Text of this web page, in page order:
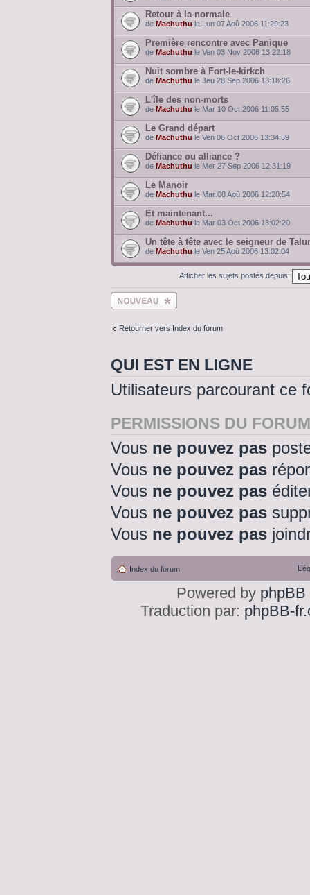
Retour à la normale
de Machuthu le Lun 07 Aoû 2006 11:29:23
Première rencontre avec Panique
de Machuthu le Ven 03 Nov 2006 13:22:18
Nuit sombre à Fort-le-kirkch
de Machuthu le Jeu 28 Sep 2006 13:18:26
L'île des non-morts
de Machuthu le Mar 10 Oct 2006 11:05:55
Le Grand départ
de Machuthu le Ven 06 Oct 2006 13:34:59
Défiance ou alliance ?
de Machuthu le Mer 27 Sep 2006 12:31:19
Le Manoir
de Machuthu le Mar 08 Aoû 2006 12:20:54
Et maintenant...
de Machuthu le Mar 03 Oct 2006 13:02:20
Un tête à tête avec le seigneur de Talur
de Machuthu le Ven 25 Aoû 2006 13:02:04
Afficher les sujets postés depuis:
Ecrire un nouveau
sujet
Retourner vers Index du forum
QUI EST EN LIGNE
Utilisateurs parcourant ce
PERMISSIONS DU FORUM
Vous ne pouvez pas
Vous ne pouvez pas
Vous ne pouvez pas
Vous ne pouvez pas
Vous ne pouvez pas
Index du forum
Powered by phpBB
Traduction par: phpBB-